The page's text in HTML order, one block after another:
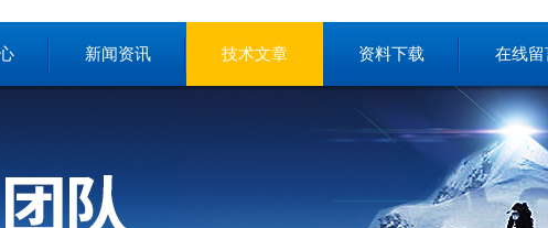
新闻资讯 技术文章 资料下载 在线留